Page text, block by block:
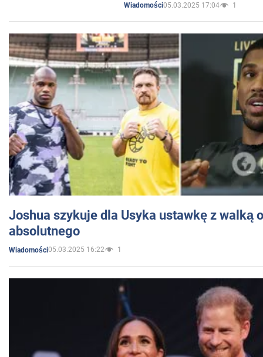
Wiadomości05.03.2025 17:04 1
Joshua szykuje dla Usyka ustawkę z walką
absolutnego
Wiadomości05.03.2025 16:22 1